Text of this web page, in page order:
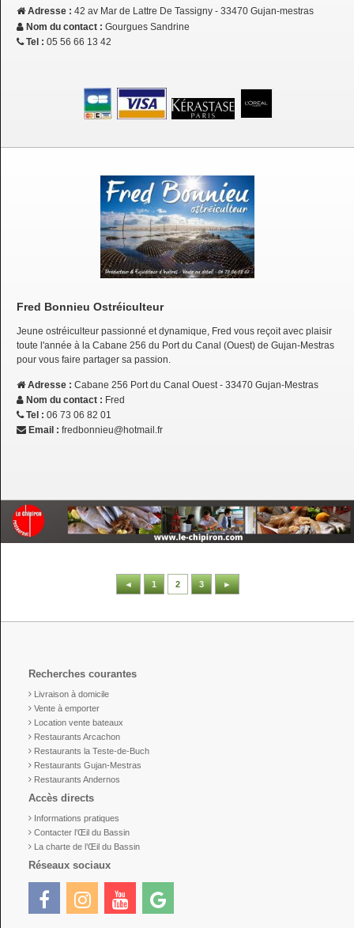
Adresse : 42 av Mar de Lattre De Tassigny - 33470 Gujan-mestras
Nom du contact : Gourgues Sandrine
Tel : 05 56 66 13 42
Fred Bonnieu Ostréiculteur
Jeune ostréiculteur passionné et dynamique, Fred vous reçoit avec plaisir
toute l'année à la Cabane 256 du Port du Canal (Ouest) de Gujan-Mestras
pour vous faire partager sa passion.
Adresse : Cabane 256 Port du Canal Ouest - 33470 Gujan-Mestras
Nom du contact : Fred
Tel : 06 73 06 82 01
Email : fredbonnieu@hotmail.fr
◄ 1 2 3 ►
Recherches courantes
Livraison à domicile
Vente à emporter
Location vente bateaux
Restaurants Arcachon
Restaurants la Teste-de-Buch
Restaurants Gujan-Mestras
Restaurants Andernos
Accès directs
Informations pratiques
Contacter l’Œil du Bassin
La charte de l’Œil du Bassin
Réseaux sociaux